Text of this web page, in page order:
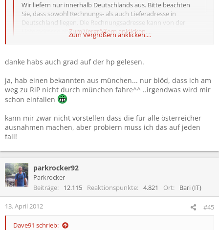
Wir liefern nur innerhalb Deutschlands aus. Bitte beachten
Sie, dass sowohl Rechnungs- als auch Lieferadresse in
Deutschland liegen. Die Rechnungsadresse kann von der
Lieferadresse abweichen.Zum Vergrößern anklicken....
Hast du niemanden in Deutschland, den du bitten könntest es für
dich zu bestellen. Kannst du ja dann auf dem Weg zu RiP abholen
Zum Vergrößern anklicken....
danke habs auch grad auf der hp gelesen.
ja, hab einen bekannten aus münchen... nur blöd, dass ich am
weg zu RiP nicht durch münchen fahre^^ ..irgendwas wird mir
schon einfallen
kann mir zwar nicht vorstellen dass die für alle österreicher
ausnahmen machen, aber probiern muss ich das auf jeden
fall!
parkrocker92
Parkrocker
Beiträge
12.115 Reaktionspunkte 4.821 Ort Bari (IT)
13. April 2012 #45
Dave91 schrieb: